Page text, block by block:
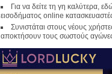
Για να δείτε τη γη καλύτερα,
εισοδήματος online
Συνιστάται στους νέους
αποκτήσουν τους σωστούς